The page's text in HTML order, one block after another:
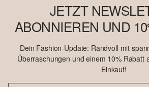
JETZT
ABONNIEREN UND
Dein Fashion-Update: Randvoll mit
Überraschungen und einem 10% Rabatt
Einkauf!